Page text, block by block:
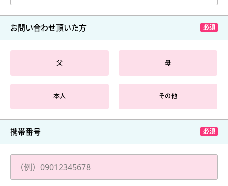
お問い合わせ頂いた方
父 母
本人 その他
携帯番号